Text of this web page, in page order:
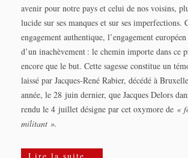
avenir pour notre pays et celui de nos voisins,
lucide sur ses manques et sur ses imperfections.
engagement authentique, l’engagement
d’un inachèvement : le chemin importe dans ce
encore que le but. Cette sagesse constitue un
laissé par Jacques-René Rabier, décédé à
année, le 28 juin dernier, que Jacques Delors
rendu le 4 juillet désigne par cet oxymore de «
militant ».
Lire la suite...